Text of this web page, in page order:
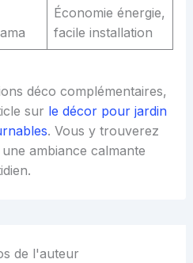
Économie énergie,
facile installation
déco complémentaires,
sur le décor pour jardin
. Vous y trouverez
ambiance calmante
de l'auteur